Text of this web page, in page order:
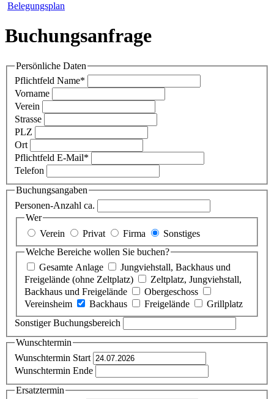
Belegungsplan
Buchungsanfrage
Persönliche Daten
Pflichtfeld Name*
Vorname
Verein
Strasse
PLZ
Ort
Pflichtfeld E-Mail*
Telefon
Buchungsangaben
Personen-Anzahl ca.
Wer
Verein
Privat Firma
Sonstiges
Welche Bereiche wollen Sie buchen?
Gesamte Anlage
Jungviehstall, Backhaus und
Freigelände (ohne Zeltplatz)
Zeltplatz, Jungviehstall,
Backhaus und Freigelände
Obergeschoss
Vereinsheim
Backhaus Freigelände
Grillplatz
Sonstiger Buchungsbereich
Wunschtermin
Wunschtermin Start
Wunschtermin Ende
Ersatztermin